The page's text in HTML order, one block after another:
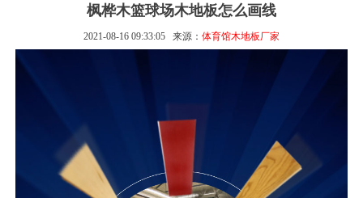
枫桦木篮球场木地板怎么画线
2021-08-16 09:33:05 来源： 体育馆木地板厂家